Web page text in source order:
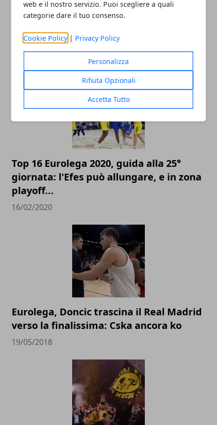
web e il nostro servizio. Puoi scegliere a quali
categorie dare il tuo consenso.
Cookie Policy | Privacy Policy
Personalizza
Rifiuta Opzionali
Accetta Tutto
Top 16 Eurolega 2020, guida alla 25°
giornata: l'Efes può allungare, e in zona
playoff...
16/02/2020
Eurolega, Doncic trascina il Real Madrid
verso la finalissima: Cska ancora ko
19/05/2018